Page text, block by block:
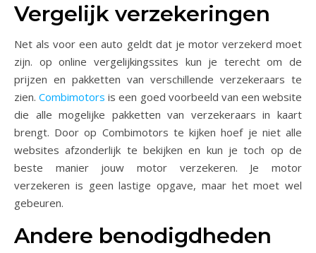
Vergelijk verzekeringen
Net als voor een auto geldt dat je motor verzekerd moet
zijn. op online vergelijkingssites kun je terecht om de
prijzen en pakketten van verschillende verzekeraars te
zien.Combimotors is een goed voorbeeld van een website
die alle mogelijke pakketten van verzekeraars in kaart
brengt. Door op Combimotors te kijken hoef je niet alle
websites afzonderlijk te bekijken en kun je toch op de
beste manier jouw motor verzekeren. Je motor
verzekeren is geen lastige opgave, maar het moet wel
gebeuren.
Andere benodigdheden